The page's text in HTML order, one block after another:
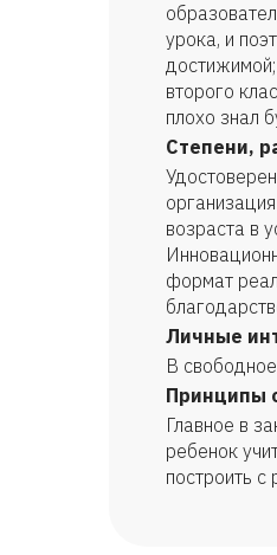
урока, и
второго
плохо знал
Степени,
возраста в
формат
Личные
В
Принципы
Главное в
ребенок
построить